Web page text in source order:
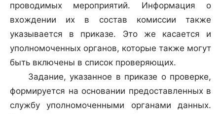
проводимых мероприятий. Информация о
вхождении их в состав комиссии также
указывается в приказе. Это же касается и
уполномоченных органов, которые также могут
быть включены в список проверяющих.
Задание, указанное в приказе о проверке,
формируется на основании предоставленных в
службу уполномоченными органами данных.